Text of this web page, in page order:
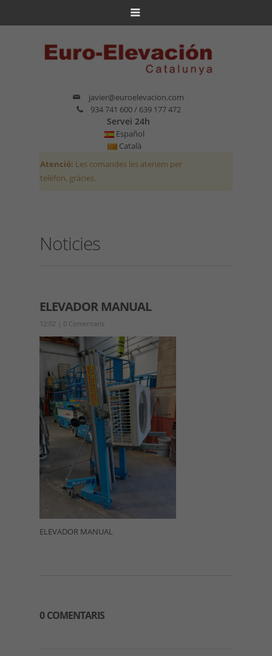
javier@euroelevacion.com
934 741 600 / 639 177 472
Servei 24h
Español
Català
Atenció: Les comandes les atenem per
telèfon, gràcies.
Noticies
ELEVADOR MANUAL
12:02 0 Comentaris
ELEVADOR MANUAL
0 COMENTARIS